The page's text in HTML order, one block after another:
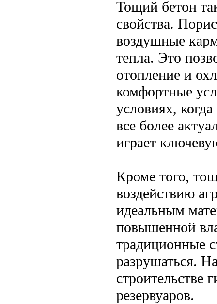
Тощий бетон
свойства.
воздушные
тепла. Это
отопление и
комфортные
условиях,
все более
играет
Кроме того,
воздействию
идеальным
повышенной
традиционные
разрушаться.
строительстве
резервуаров.